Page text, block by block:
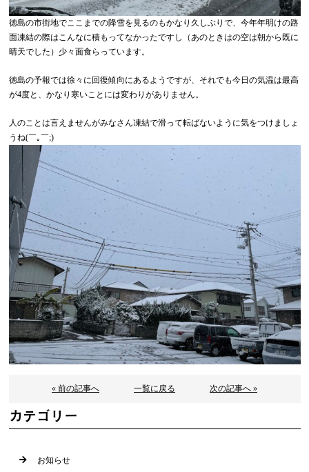
徳島の市街地でここまでの降雪を見るのもかなり久しぶりで、今年年明けの路
面凍結の際はこんなに積もってなかったですし（あのときはの空は朝から既に
晴天でした）少々面食らっています。
徳島の予報では徐々に回復傾向にあるようですが、それでも今日の気温は最高
が4度と、かなり寒いことには変わりがありません。
人のことは言えませんがみなさん凍結で滑って転ばないように気をつけましょ
うね(￣｡￣;)
« 前の記事へ 一覧に戻る 次の記事へ »
カテゴリー
お知らせ